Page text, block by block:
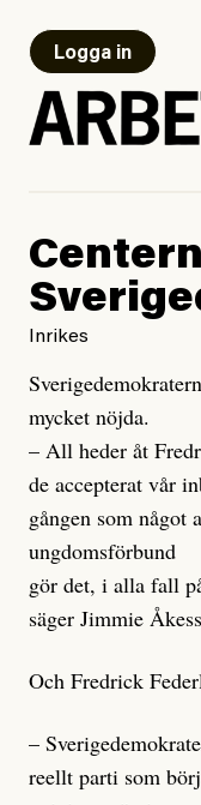
Logga in
Inrikes
mycket nöjda.
– All heder åt
de accepterat vår
gången som något
ungdomsförbund
gör det, i alla fall
säger Jimmie
Och Fredrick
–
reellt parti som